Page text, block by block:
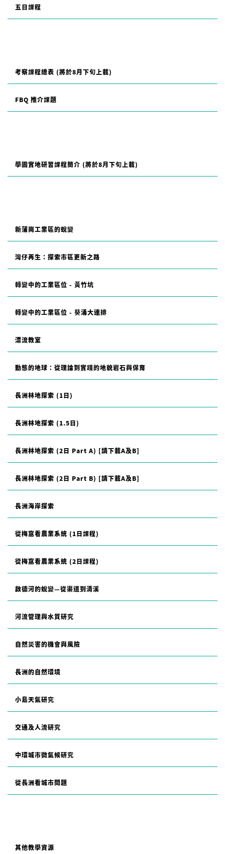
五日課程
考察課程總表 (將於8月下旬上載)
FBQ 推介課題
學園實地研習課程簡介 (將於8月下旬上載)
新蒲崗工業區的蛻變
灣仔再生：探索市區更新之路
轉變中的工業區位 - 黃竹坑
轉變中的工業區位 - 葵涌大連排
漂流教室
動態的地球：從理論到實踐的地貌岩石與保育
長洲林地探索 (1日)
長洲林地探索 (1.5日)
長洲林地探索 (2日 Part A) [請下載A及B]
長洲林地探索 (2日 Part B) [請下載A及B]
長洲海岸探索
從梅窩看農業系統 (1日課程)
從梅窩看農業系統 (2日課程)
啟德河的蛻變—從渠道到清溪
河流管理與水質研究
自然災害的機會與風險
長洲的自然環境
小島天氣研究
交通及人流研究
中環城市微氣候研究
從長洲看城市問題
其他教學資源